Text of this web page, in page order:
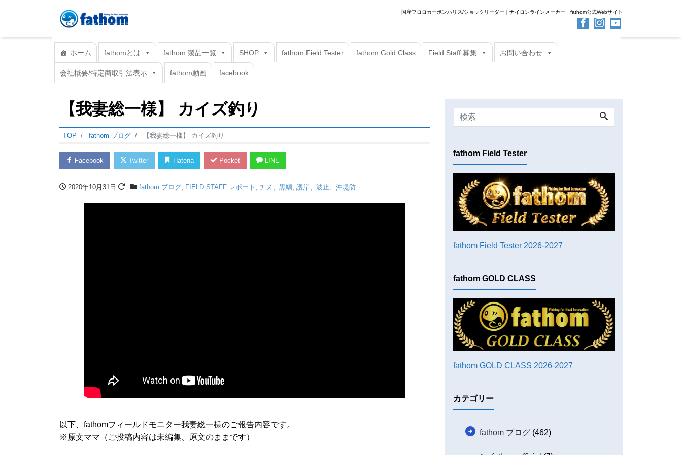
国産フロロカーボンハリス/ショックリーダー｜ナイロンラインメーカー fathom公式Webサイト
ホーム fathomとは fathom 製品一覧 SHOP fathom Field Tester fathom Gold Class Field Staff 募集 お問い合わせ
会社概要/特定商取引法表示 fathom動画 facebook
【我妻総一様】 カイズ釣り
TOP fathom ブログ 【我妻総一様】 カイズ釣り
Facebook Twitter Hatena Pocket LINE
2020年10月31日 fathom ブログ, FIELD STAFF レポート チヌ、黒鯛, 護岸、波止、沖堤防
以下、fathomフィールドモニター我妻総一様のご報告内容です。
※原文ママ（ご投稿内容は未編集、原文のままです）
fathom Field Tester
fathom Field Tester 2026-2027
fathom GOLD CLASS
fathom GOLD CLASS 2026-2027
カテゴリー
fathom ブログ (462)